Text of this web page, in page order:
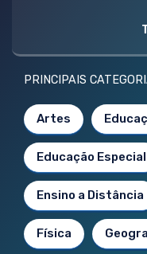
PRINCIPAIS
Artes
Educação Especial
Ensino a Distância
Física